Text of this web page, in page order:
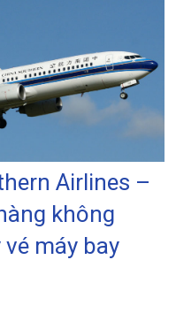
Airlines –
không
máy bay